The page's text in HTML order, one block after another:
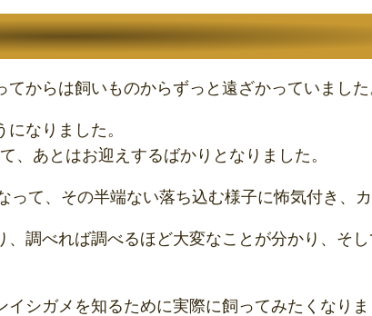
からは飼いものからずっと遠ざかっていました
なりました。
、あとはお迎えするばかりとなりました。
って、その半端ない落ち込む様子に怖気付き、
調べれば調べるほど大変なことが分かり、そ
シガメを知るために実際に飼ってみたくなりま